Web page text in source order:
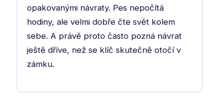
opakovanými návraty. Pes nepočítá
hodiny, ale velmi dobře čte svět kolem
sebe. A právě proto často pozná návrat
ještě dříve, než se klíč skutečně otočí v
zámku.